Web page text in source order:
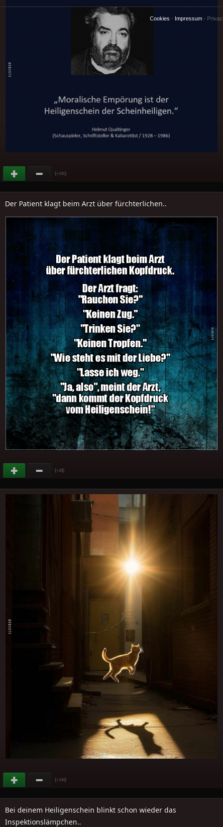
(+141)
Der Patient klagt beim Arzt über fürchterlichen..
(+29)
(+134)
Bei deinem Heiligenschein blinkt schon wieder das
Inspektionslämpchen..
Cookies - Impressum -